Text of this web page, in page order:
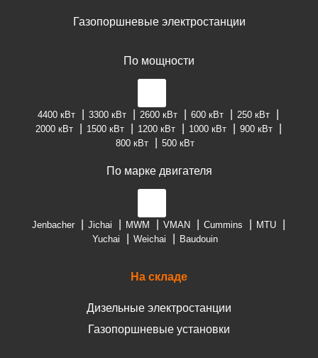
Газопоршневые электростанции
По мощности
4400 кВт 3300 кВт 2600 кВт 600 кВт
250 кВт
2000 кВт
1500 кВт 1200 кВт 1000 кВт
900 кВт
800 кВт
500 кВт
По марке двигателя
Jenbacher Jichai MWM VMAN Cummins
MTU
Yuchai
Weichai Baudouin
На складе
Дизельные электростанции
Газопоршневые установки